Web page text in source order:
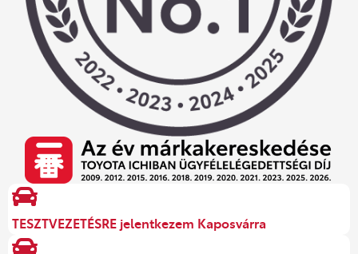
TESZTVEZETÉSRE jelentkezem Kaposvárra